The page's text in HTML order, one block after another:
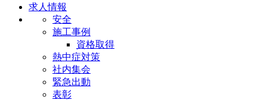
求人情報
安全
施工事例
資格取得
熱中症対策
社内集会
緊急出動
表彰